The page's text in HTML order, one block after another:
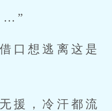
口想逃离这是
援，冷汗都流